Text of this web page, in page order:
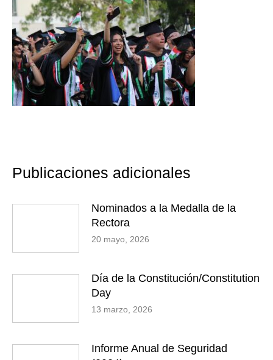
Publicaciones adicionales
Nominados a la Medalla de la
Rectora
20 mayo, 2026
Día de la Constitución/Constitution
Day
13 marzo, 2026
Informe Anual de Seguridad